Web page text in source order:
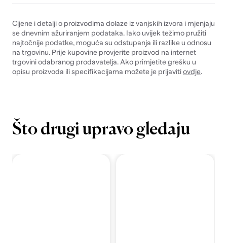
Cijene i detalji o proizvodima dolaze iz vanjskih izvora i mjenjaju
se dnevnim ažuriranjem podataka. Iako uvijek težimo pružiti
najtočnije podatke, moguća su odstupanja ili razlike u odnosu
na trgovinu. Prije kupovine provjerite proizvod na internet
trgovini odabranog prodavatelja. Ako primjetite grešku u
opisu proizvoda ili specifikacijama možete je prijavitiovdje.
Što drugi upravo gledaju